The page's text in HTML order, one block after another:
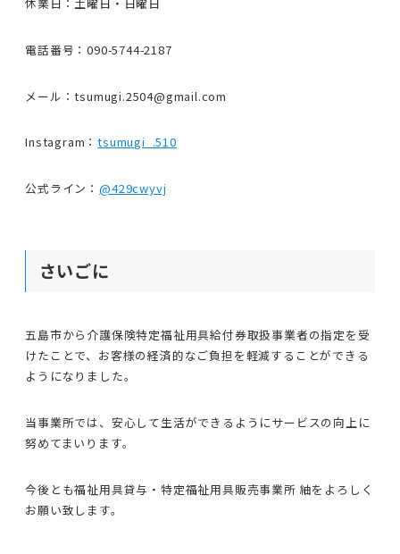
電話番号：090-5744-2187
メール：tsumugi.2504@gmail.com
Instagram：tsumugi_.510
公式ライン：@429cwyvj
さいごに
五島市から介護保険特定福祉用具給付券取扱事業者の指定を受
けたことで、お客様の経済的なご負担を軽減することができる
ようになりました。
当事業所では、安心して生活ができるようにサービスの向上に
努めてまいります。
今後とも福祉用具貸与・特定福祉用具販売事業所 紬をよろしく
お願い致します。